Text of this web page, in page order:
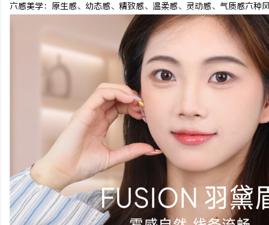
六感美学：原生感、幼态感、精致感、温柔感、灵动感、气质感六种